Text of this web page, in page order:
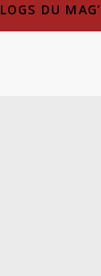
DU MAG’